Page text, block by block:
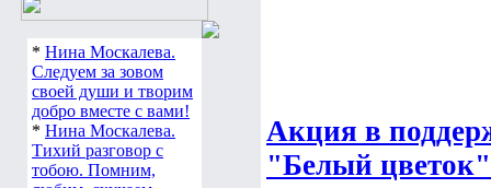
* Нина Москалева.
Следуем за зовом
своей души и творим
добро вместе с вами!
* Нина Москалева.
Тихий разговор с
тобою. Помним,
Акция в
"Белый цветок"